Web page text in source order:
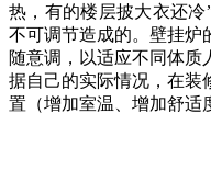
热，有的楼层披大衣还
不可调节造成的。壁挂炉
随意调，以适应不同体质
据自己的实际情况，在装
置（增加室温、增加舒适